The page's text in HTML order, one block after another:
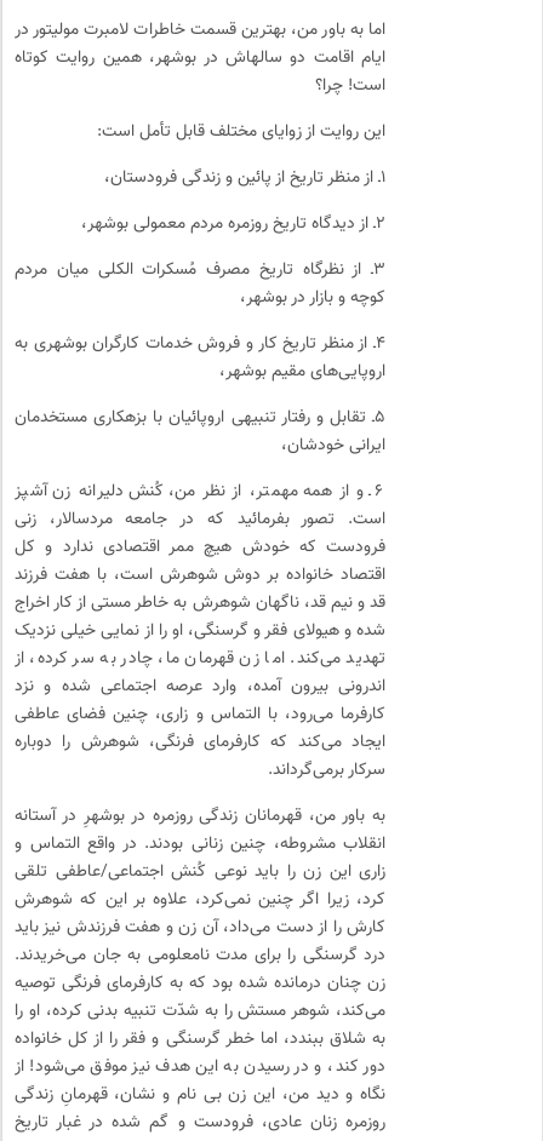
اما به باور من، بهترین قسمت خاطرات لامبرت مولیتور در
ایام اقامت دو ساله­اش در بوشهر، همین روایت کوتاه
است! چرا؟
این روایت از زوایای مختلف قابل تأمل است:
۱ـ از منظر تاریخ از پائین و زندگی فرودستان،
۲ـ از دیدگاه تاریخ روزمره مردم معمولی بوشهر،
۳ـ از نظرگاه تاریخ مصرف مُسکرات الکلی میان مردم
کوچه و بازار در بوشهر،
۴ـ از منظر تاریخ کار و فروش خدمات کارگران بوشهری به
اروپایی­­‌های مقیم بوشهر،
۵ـ تقابل و رفتار تنبیهی اروپائیان با بزهکاری مستخدمان
ایرانی خودشان،
۶ـ و از همه مهم­تر، از نظر من، کُنش دلیرانه زن آشپز
است. تصور بفرمائید که در جامعه مردسالار، زنی
فرودست که خودش هیچ ممر اقتصادی ندارد و کل
اقتصاد خانواده بر دوش شوهرش است، با هفت فرزند
قد و نیم قد، ناگهان شوهرش به خاطر مستی از کار اخراج
شده و هیولای فقر و گرسنگی، او را از نمایی خیلی نزدیک
تهدید می­‌کند. اما زن قهرمان ما، چادر به سر کرده، از
اندرونی بیرون آمده، وارد عرصه اجتماعی شده و نزد
کارفرما می­‌رود، با التماس و زاری، چنین فضای عاطفی
ایجاد می­‌کند که کارفرمای فرنگی، شوهرش را دوباره
سرکار برمی­‌گرداند.
به باور من، قهرمانان زندگی روزمره در بوشهرِ در آستانه
انقلاب مشروطه، چنین زنانی بودند. در واقع التماس و
زاری این زن را باید نوعی کُنش اجتماعی/عاطفی تلقی
کرد، زیرا اگر چنین نمی­‌کرد، علاوه بر این که شوهرش
کارش را از دست می­‌داد، آن زن و هفت فرزندش نیز باید
درد گرسنگی را برای مدت نامعلومی به­ جان می‌­خریدند.
زن چنان درمانده شده بود که به کارفرمای فرنگی توصیه
می­‌کند، شوهر مستش را به­ شدّت تنبیه بدنی کرده، او را
به شلاق ببندد، اما خطر گرسنگی و فقر را از کل خانواده
دور کند، و در رسیدن به این هدف نیز موفق می‌­شود! از
نگاه و دید من، این زن بی­ نام و نشان، قهرمانِ زندگی
روزمره زنان عادی، فرودست و گم شده در غبار تاریخ